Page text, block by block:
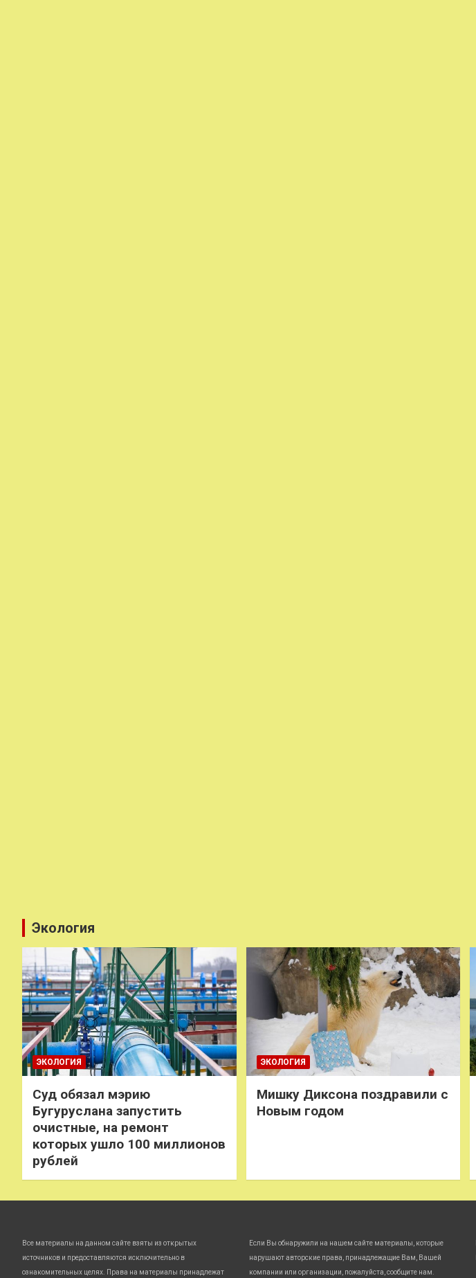
Экология
ЭКОЛОГИЯ
Суд обязал мэрию
Бугуруслана запустить
очистные, на ремонт
которых ушло 100 миллионов
рублей
ЭКОЛОГИЯ
Мишку Диксона поздравили с
Новым годом
Все материалы на данном сайте взяты из открытых
источников и предоставляются исключительно в
ознакомительных целях. Права на материалы принадлежат
Если Вы обнаружили на нашем сайте материалы, которые
нарушают авторские права, принадлежащие Вам, Вашей
компании или организации, пожалуйста, сообщите нам.